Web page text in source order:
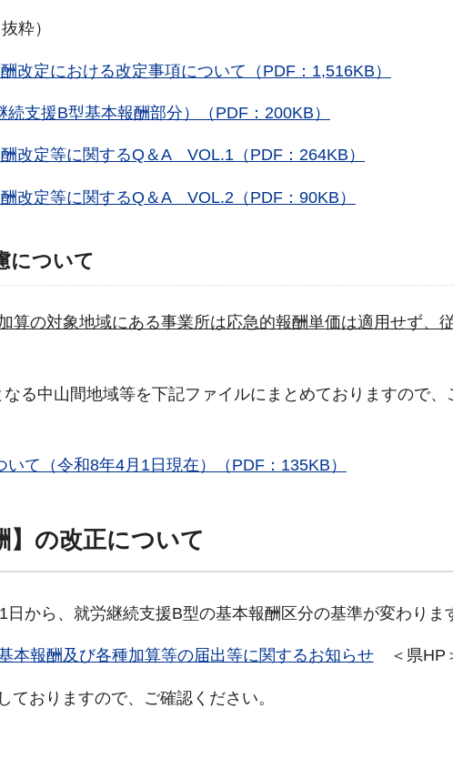
粋）
改定における改定事項について（PDF：1,516KB）
支援B型基本報酬部分）（PDF：200KB）
改定等に関するQ＆A VOL.1（PDF：264KB）
改定等に関するQ＆A VOL.2（PDF：90KB）
について
算の対象地域にある事業所は応急的報酬単価は適用せず、
る中山間地域等を下記ファイルにまとめておりますので、
て（令和8年4月1日現在）（PDF：135KB）
】の改正について
から、就労継続支援B型の基本報酬区分の基準が変わりま
本報酬及び各種加算等の届出等に関するお知らせ ＜県HP
おりますので、ご確認ください。